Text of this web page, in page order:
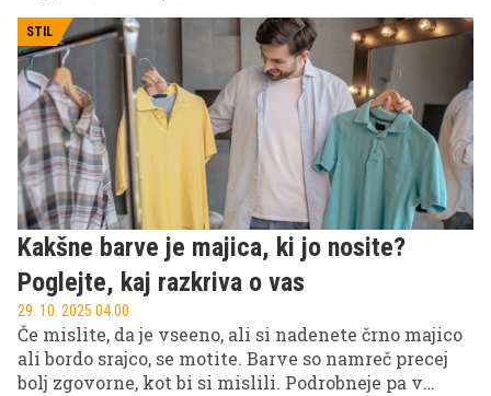
STIL
Kakšne barve je majica, ki jo nosite?
Poglejte, kaj razkriva o vas
29. 10. 2025 04.00
Če mislite, da je vseeno, ali si nadenete črno majico
ali bordo srajco, se motite. Barve so namreč precej
bolj zgovorne, kot bi si mislili. Podrobneje pa v